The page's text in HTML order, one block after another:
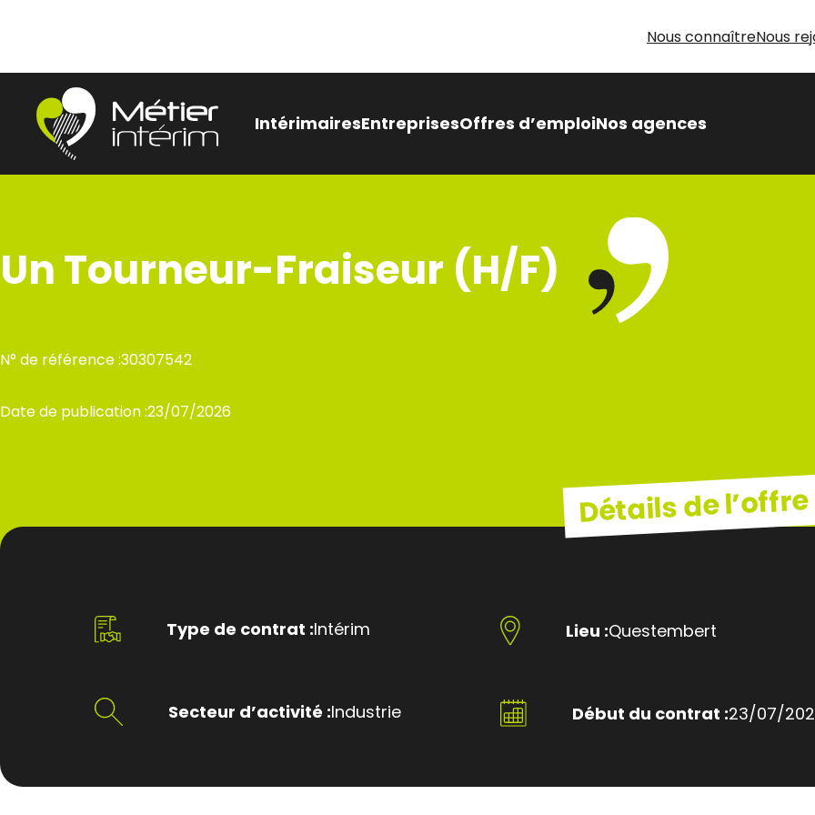
Nous connaîtreNous
Intérimaires
pensés pour vous
Besoin d’aide pour votre
recherche d’emploi
EntreprisesOffres d’emploiNos agences
Un Tourneur-Fraiseur (H/F)
N° de référence :30307542
Date de publication :23/07/2026
Détails de l’offre
Type de contrat :Intérim
Secteur d’activité :Industrie
Lieu :Questembert
Début du contrat :23/07/